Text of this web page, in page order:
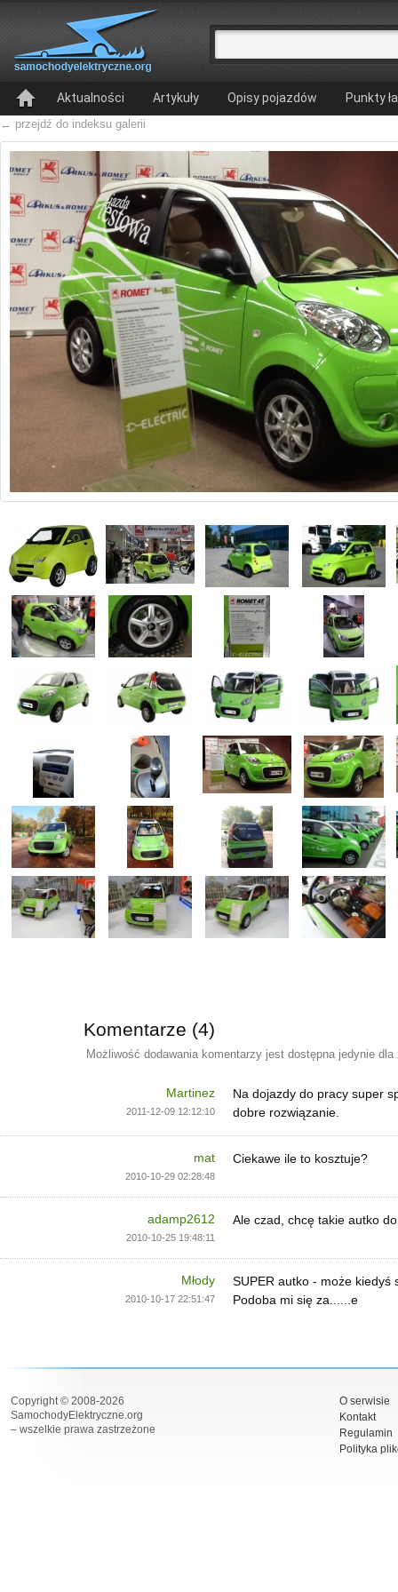
Aktualności Artykuły Opisy pojazdów Punkty
← przejdź do indeksu galerii
Komentarze (4)
Możliwość dodawania komentarzy jest dostępna jedynie
Martinez
2011-12-09 12:12:10
Na dojazdy do pracy super
dobre rozwiązanie.
mat
2010-10-29 02:28:48
Ciekawe ile to kosztuje?
adamp2612
2010-10-25 19:48:11
Ale czad, chcę takie autko
Młody
2010-10-17 22:51:47
SUPER autko - może kiedyś
Podoba mi się za......e
Copyright © 2008-2026
SamochodyElektryczne.org
– wszelkie prawa zastrzeżone
O serwisie
Kontakt
Regulamin
Polityka